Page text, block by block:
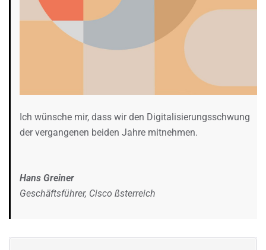
Ich wünsche mir, dass wir den Digitalisierungsschwung
der vergangenen beiden Jahre mitnehmen.
Hans Greiner
Geschäftsführer, Cisco ßsterreich